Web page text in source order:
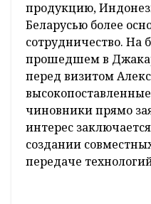
продукцию,
Беларусью более
сотрудничество. На
прошедшем в
перед визитом
чиновники прямо
интерес
создании
передаче